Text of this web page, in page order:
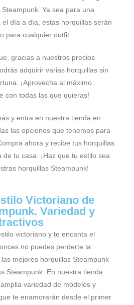
Ya sea para una
día a día, estas horquillas serán
para cualquier outfit.
gracias a nuestros precios
adquirir varias horquillas sin
¡Aprovecha al máximo
con todas las que quieras!
y entra en nuestra tienda en
las opciones que tenemos para
ahora y recibe tus horquillas
tu casa. ¡Haz que tu estilo sea
horquillas Steampunk!
Victoriano de
Variedad y
victoriano y te encanta el
no puedes perderte la
mejores horquillas Steampunk
Steampunk. En nuestra tienda
variedad de modelos y
te enamorarán desde el primer